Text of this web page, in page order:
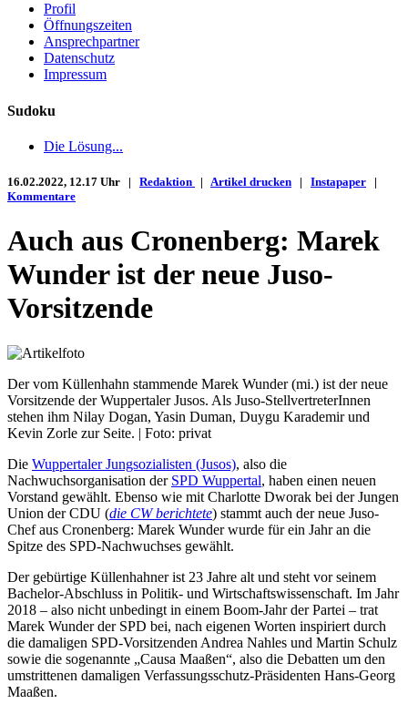
Profil
Öffnungszeiten
Ansprechpartner
Datenschutz
Impressum
Sudoku
Die Lösung...
16.02.2022, 12.17 Uhr | Redaktion | Artikel drucken | Instapaper |
Kommentare
Auch aus Cronenberg: Marek
Wunder ist der neue Juso-
Vorsitzende
Der vom Küllenhahn stammende Marek Wunder (mi.) ist der neue
Vorsitzende der Wuppertaler Jusos. Als Juso-StellvertreterInnen
stehen ihm Nilay Dogan, Yasin Duman, Duygu Karademir und
Kevin Zorle zur Seite. | Foto: privat
Die Wuppertaler Jungsozialisten (Jusos), also die
Nachwuchsorganisation der SPD Wuppertal, haben einen neuen
Vorstand gewählt. Ebenso wie mit Charlotte Dworak bei der Jungen
Union der CDU (die CW berichtete) stammt auch der neue Juso-
Chef aus Cronenberg: Marek Wunder wurde für ein Jahr an die
Spitze des SPD-Nachwuchses gewählt.
Der gebürtige Küllenhahner ist 23 Jahre alt und steht vor seinem
Bachelor-Abschluss in Politik- und Wirtschaftswissenschaft. Im Jahr
2018 – also nicht unbedingt in einem Boom-Jahr der Partei – trat
Marek Wunder der SPD bei, nach eigenen Worten inspiriert durch
die damaligen SPD-Vorsitzenden Andrea Nahles und Martin Schulz
sowie die sogenannte „Causa Maaßen“, also die Debatten um den
umstrittenen damaligen Verfassungsschutz-Präsidenten Hans-Georg
Maaßen.